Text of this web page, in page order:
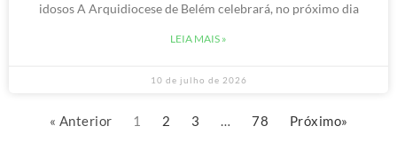
idosos A Arquidiocese de Belém celebrará, no próximo dia
LEIA MAIS »
10 de julho de 2026
« Anterior 1 2 3 … 78 Próximo»